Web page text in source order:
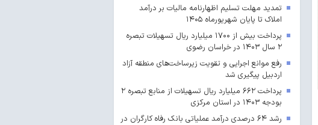
تمدید مهلت تسلیم اظهارنامه مالیات بر درآمد
املاک تا پایان شهریورماه ۱۴۰۵
پرداخت بیش از ۱۷۰۰ میلیارد ریال تسهیلات تبصره
۲ سال ۱۴۰۳ در خراسان رضوی
رفع موانع اجرایی و تقویت زیرساخت‌های منطقه آزاد
اردبیل پیگیری شد
پرداخت ۶۶۲ میلیارد ریال تسهیلات از منابع تبصره ۲
بودجه ۱۴۰۳ در استان مرکزی
رشد ۶۴ درصدی درآمد عملیاتی بانک رفاه کارگران در